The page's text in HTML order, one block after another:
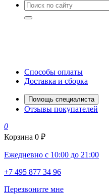
Способы оплаты
Доставка и сборка
Помощь специалиста
Отзывы покупателей
0
Корзина 0 ₽
Ежедневно с 10:00 до 21:00
+7 495 877 34 96
Перезвоните мне